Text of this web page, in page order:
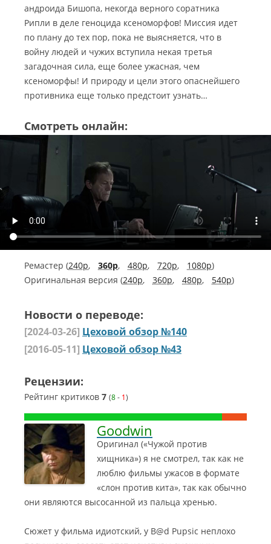
андроида Бишопа, некогда верного соратника
Рипли в деле геноцида ксеноморфов! Миссия идет
по плану до тех пор, пока не выясняется, что в
войну людей и чужих вступила некая третья
загадочная сила, еще более ужасная, чем
ксеноморфы! И природу и цели этого опаснейшего
противника еще только предстоит узнать…
Смотреть онлайн:
Ремастер (240p, 360p, 480p, 720p, 1080p)
Оригинальная версия (240p, 360p, 480p, 540p)
Новости о переводе:
[2024-03-26] Цеховой обзор №140
[2016-05-11] Цеховой обзор №43
Рецензии:
Рейтинг критиков 7 (8- 1)
Goodwin
Оригинал («Чужой против
хищника») я не смотрел, так как не
люблю фильмы ужасов в формате
«слон против кита», так как обычно
они являются высосанной из пальца хренью.
Сюжет у фильма идиотский, у B@d Pupsic неплохо